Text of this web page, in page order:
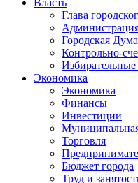
Власть
Глава
Городская Дума
Контрольно-
Экономика
Экономика
Финансы
Инвестиции
Торговля
Бюджет города
Труд и